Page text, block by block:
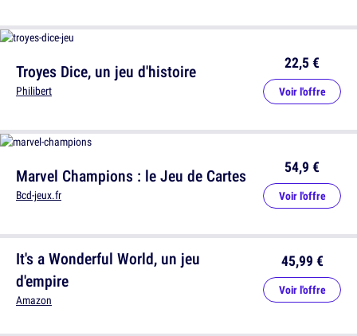
Troyes Dice, un jeu d'histoire
Philibert
22,5 €
Voir l'offre
It's a Wonderful World, un jeu
d'empire
Amazon
45,99 €
Voir l'offre
Marvel Champions : le Jeu de Cartes
Bcd-jeux.fr
54,9 €
Voir l'offre